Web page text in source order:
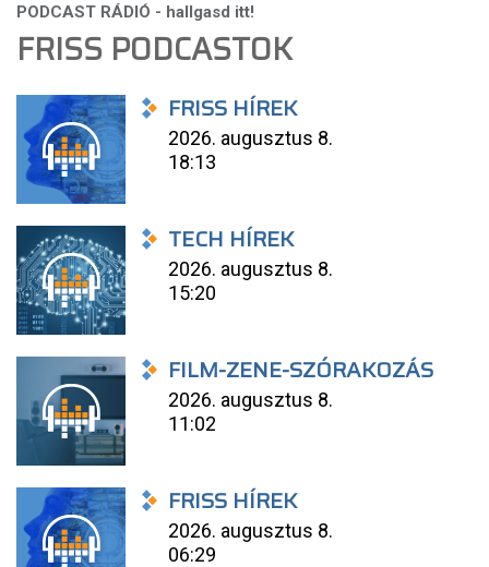
FRISS PODCASTOK
FRISS HÍREK
2026. augusztus 8.
18:13
TECH HÍREK
2026. augusztus 8.
15:20
FILM-ZENE-SZÓRAKOZÁS
2026. augusztus 8.
11:02
FRISS HÍREK
2026. augusztus 8.
06:29